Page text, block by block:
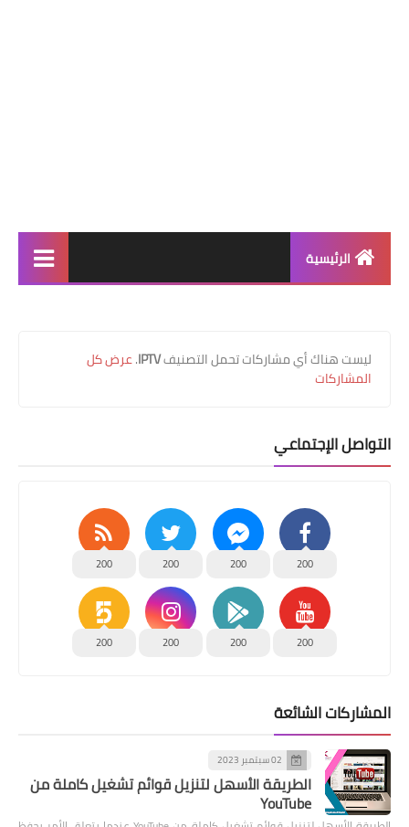
الرئيسية
عالم السيو
موضة
مطبخ
منوعات
‏ليست هناك أي مشاركات تحمل التصنيفIPTV
.عرض كل
المشاركات
التواصل الإجتماعي
200
200
200
200
200
200
200
200
المشاركات الشائعة
02 سبتمبر 2023
الطريقة الأسهل لتنزيل قوائم تشغيل كاملة من
YouTube